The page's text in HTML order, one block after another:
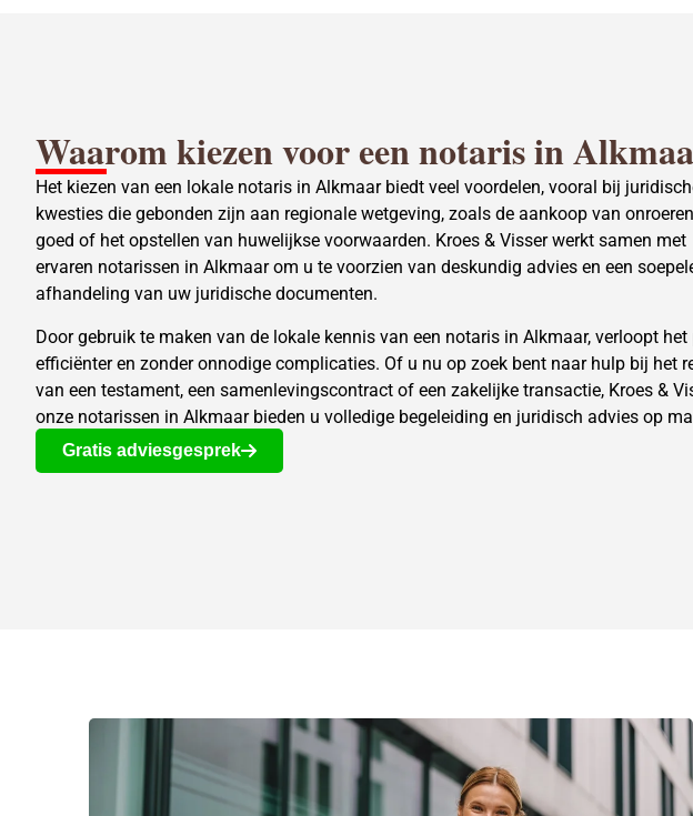
Waarom kiezen voor eennotarisin
Het kiezen van een lokale notaris in Alkmaar biedt veel voordelen, vooral bij
kwesties die gebonden zijn aan regionale wetgeving, zoals de aankoop van
goed of het opstellen van huwelijkse voorwaarden. Kroes & Visser werkt samen met
ervaren notarissen in Alkmaar om u te voorzien van deskundig advies en een
afhandeling van uw juridische documenten.
Door gebruik te maken van de lokale kennis van een notaris in Alkmaar, verloopt het
efficiënter en zonder onnodige complicaties. Of u nu op zoek bent naar hulp bij het
van een testament, een samenlevingscontract of een zakelijke transactie, Kroes &
onze notarissen in Alkmaar bieden u volledige begeleiding en juridisch advies op
Gratis adviesgesprek